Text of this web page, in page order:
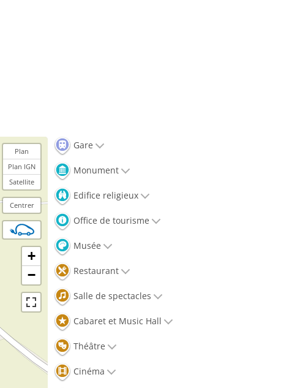
Plan
Plan IGN
Satellite
Centrer
+
−
Gare
Monument
Edifice religieux
Office de tourisme
Musée
Restaurant
Salle de spectacles
Cabaret et Music Hall
Théâtre
Cinéma